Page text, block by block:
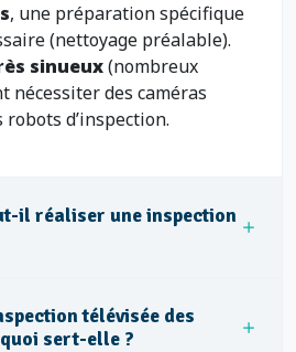
, une préparation spécifique
(nettoyage préalable).
sinueux(nombreux
nécessiter des caméras
d’inspection.
il réaliser une inspection
télévisée des
sert-elle ?